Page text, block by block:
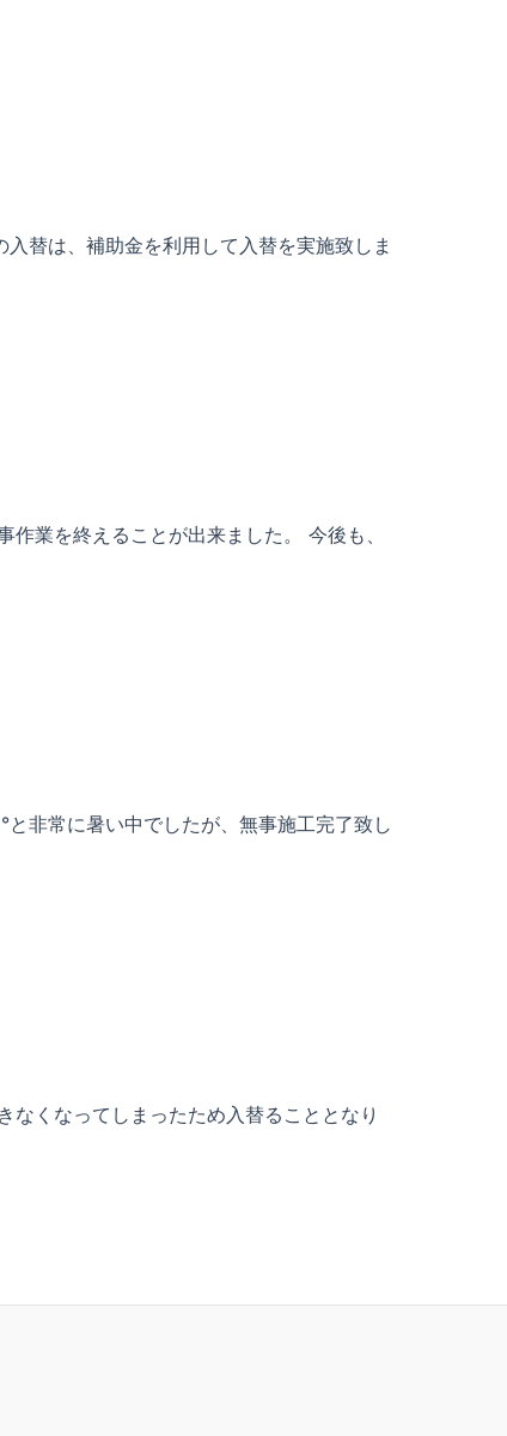
替は、補助金を利用して入替を実施致しま
業を終えることが出来ました。 今後も、
非常に暑い中でしたが、無事施工完了致し
くなってしまったため入替ることとなり